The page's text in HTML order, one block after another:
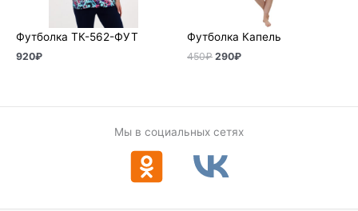
Футболка ТК-562-ФУТ
920₽
Футболка Капель
450₽ 290₽
Мы в социальных сетях